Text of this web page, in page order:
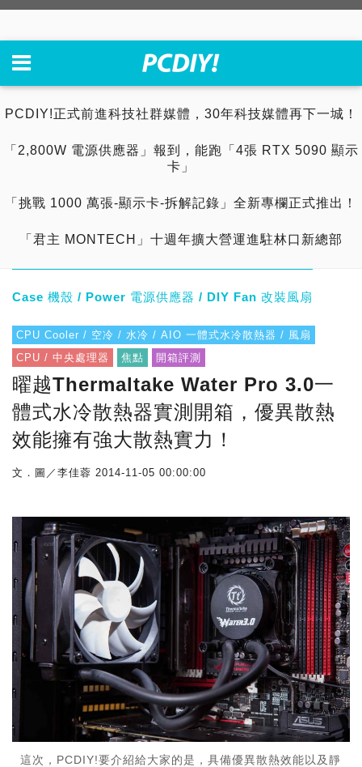
PCDIY!正式前進科技社群媒體，30年科技媒體再下一城！
「2,800W 電源供應器」報到，能跑「4張 RTX 5090 顯示
卡」
「挑戰 1000 萬張-顯示卡-拆解記錄」全新專欄正式推出！
「君主 MONTECH」十週年擴大營運進駐林口新總部
Case 機殼 / Power 電源供應器 / DIY Fan 改裝風扇
CPU Cooler / 空冷 / 水冷 / AIO 一體式水冷散熱器 / 風扇
CPU / 中央處理器
焦點 開箱評測
曜越Thermaltake Water Pro 3.0一
體式水冷散熱器實測開箱，優異散熱
效能擁有強大散熱實力！
文．圖／李佳蓉 2014-11-05 00:00:00
這次，PCDIY!要介紹給大家的是，具備優異散熱效能以及靜